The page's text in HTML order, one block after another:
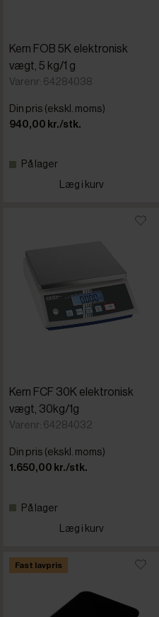
Dualit
Graef
Kern FOB 5K elektronisk
vægt, 5 kg/1 g
Varenr: 64284038
Din pris (ekskl. moms)
940,00 kr./stk.
På lager
Læg i kurv
Kern FCF 30K elektronisk
vægt, 30kg/1g
Varenr: 64284032
Din pris (ekskl. moms)
1.650,00 kr./stk.
På lager
Læg i kurv
Fast lavpris